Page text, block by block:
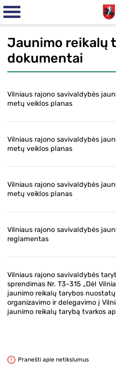
Jaunimo reikalų
dokumentai
Vilniaus rajono savivaldybės
metų veiklos planas
Vilniaus rajono savivaldybės
metų veiklos planas
Vilniaus rajono savivaldybės
metų veiklos planas
Vilniaus rajono savivaldybės
reglamentas
Vilniaus rajono savivaldybės
sprendimas Nr. T3-315 „Dėl
jaunimo reikalų tarybos
organizavimo ir delegavimo į
jaunimo reikalų tarybą tvarkos
Pranešti apie netikslumus